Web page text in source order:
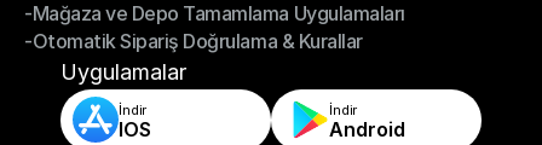
- Akıllı Sipariş Yönlendirme
-Mağaza ve Depo Tamamlama Uygulamaları
-Mağaza ve Depo Tamamlama Uygulamaları
-Otomatik Sipariş Doğrulama & Kurallar
-Otomatik Sipariş Doğrulama & Kurallar
Uygulamalar
İndir
IOS
İndir
Android